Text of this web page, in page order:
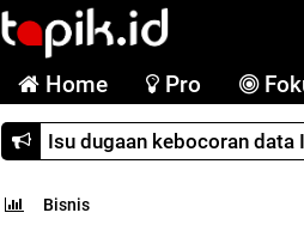
Home Pro
Isu dugaan kebocoran
Bisnis